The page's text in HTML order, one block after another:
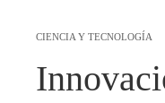
CIENCIA Y TECNOLOGÍA